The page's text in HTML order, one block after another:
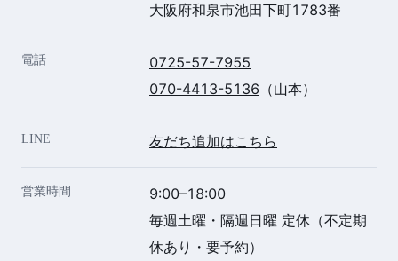
大阪府和泉市池田下町1783番
電話
0725-57-7955
070-4413-5136 （山本）
LINE 友だち追加はこちら
営業時間
9:00–18:00
毎週土曜・隔週日曜 定休（不定期
休あり・要予約）